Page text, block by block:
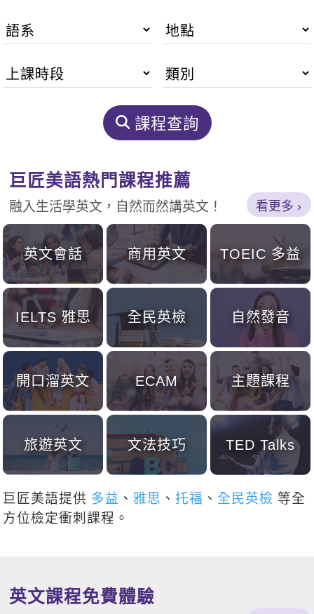
基礎字彙
英文文法技巧
TED Talks
CNN聽力強化
新聞英文
Let's Talk
韓語
西班牙語
一對一家教
企業訓練
點讀筆教材
數位學習教材
Recruiting
課程查詢
巨匠美語熱門課程推薦
融入生活學英文，自然而然講英文！ 看更多
英文會話 商用英文 TOEIC 多益
IELTS 雅思 全民英檢 自然發音
開口溜英文 ECAM 主題課程
旅遊英文 文法技巧 TED Talks
巨匠美語提供 多益 、雅思 、托福 、 全民英檢 等全
方位檢定衝刺課程。
英文課程免費體驗